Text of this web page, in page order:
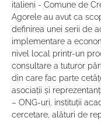
italieni - Comune de
Agorele au avut ca
definirea unei serii de
implementare a
nivel local printr-un
consultare a tuturor
din care fac parte
asociații și
– ONG-uri, instituții
cercetare, alături de